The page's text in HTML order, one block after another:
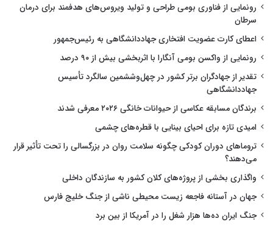
رونمایی از فناوری بومی طراحی و تولید ویروس‌های هدفمند برای درمان
سرطان
اعطای کارت عضویت افتخاری جهاددانشگاهی به رئیس‌جمهور
رونمایی از واکسن بومی آنگارا با اثربخشی بیش از ۹۰ درصد
تقدیر از جهادگران برتر کشور در چهل‌وششمین سالگرد تأسیس
جهاددانشگاهی
برندگان مسابقه عکاسی از حیوانات خانگی ۲۰۲۶ معرفی شدند
امیدی تازه برای احیای بینایی با قطره‌های چشمی
تروماهای دوران کودکی چگونه سلامت روان در بزرگسالی را تحت تأثیر قرار
می‌دهند؟
واگذاری بخشی از پروژه‌های کلان کشور به سازندگان داخلی
جهان در آستانه فاجعه زیست محیطی ناشی از جنگ خلیج فارس
جنگ ایران ده‌ها هزار شغل را در آمریکا از بین برد